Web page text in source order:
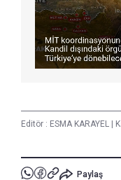
Editör : ESMA KARAYEL
Paylaş